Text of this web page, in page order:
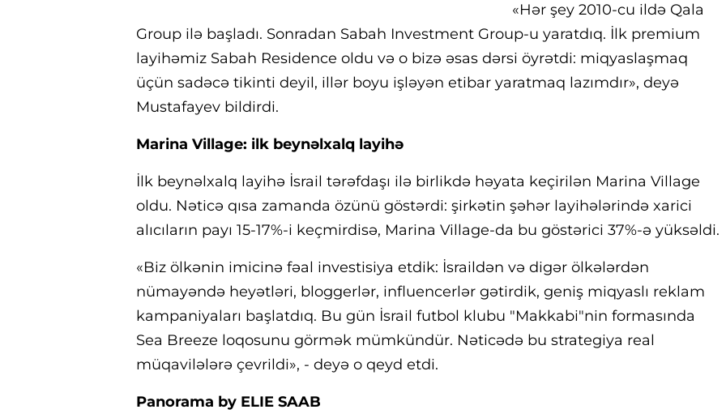
«Hər şey 2010-cu ildə Qala
Group ilə başladı. Sonradan Sabah Investment Group-u yaratdıq. İlk premium
layihəmiz Sabah Residence oldu və o bizə əsas dərsi öyrətdi: miqyaslaşmaq
üçün sadəcə tikinti deyil, illər boyu işləyən etibar yaratmaq lazımdır», deyə
Mustafayev bildirdi.
Marina Village: ilk beynəlxalq layihə
İlk beynəlxalq layihə İsrail tərəfdaşı ilə birlikdə həyata keçirilən Marina Village
oldu. Nəticə qısa zamanda özünü göstərdi: şirkətin şəhər layihələrində xarici
alıcıların payı 15-17%-i keçmirdisə, Marina Village-da bu göstərici 37%-ə yüksəldi.
«Biz ölkənin imicinə fəal investisiya etdik: İsraildən və digər ölkələrdən
nümayəndə heyətləri, bloggerlər, influencerlər gətirdik, geniş miqyaslı reklam
kampaniyaları başlatdıq. Bu gün İsrail futbol klubu "Makkabi"nin formasında
Sea Breeze loqosunu görmək mümkündür. Nəticədə bu strategiya real
müqavilələrə çevrildi», - deyə o qeyd etdi.
Panorama by ELIE SAAB